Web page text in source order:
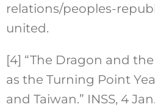
relations/peoples-
united.
[4] “The Dragon and
as the Turning Point
and Taiwan.” INSS, 4